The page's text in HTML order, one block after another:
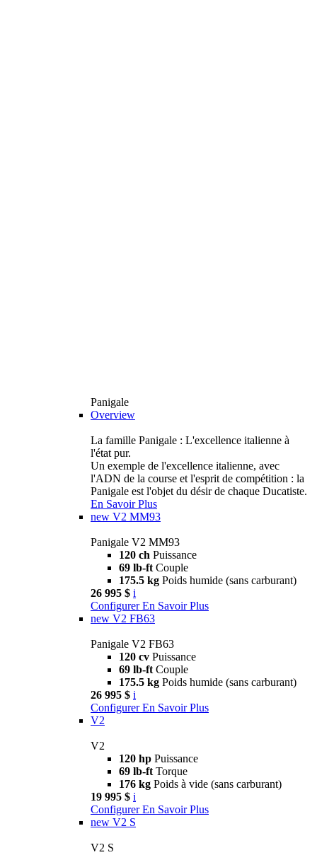
Panigale
Overview
La famille Panigale : L'excellence italienne à
l'état pur.
Un exemple de l'excellence italienne, avec
l'ADN de la course et l'esprit de compétition : la
Panigale est l'objet du désir de chaque Ducatiste.
En Savoir Plus
new V2 MM93
Panigale V2 MM93
120 ch Puissance
69 lb-ft Couple
175.5 kg Poids humide (sans carburant)
26 995 $ i
Configurer En Savoir Plus
new V2 FB63
Panigale V2 FB63
120 cv Puissance
69 lb-ft Couple
175.5 kg Poids humide (sans carburant)
26 995 $ i
Configurer En Savoir Plus
V2
V2
120 hp Puissance
69 lb-ft Torque
176 kg Poids à vide (sans carburant)
19 995 $ i
Configurer En Savoir Plus
new V2 S
V2 S